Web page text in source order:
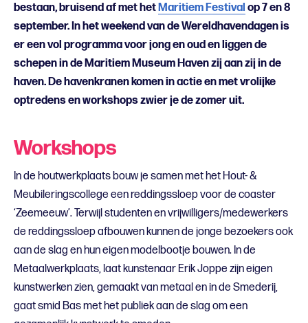
bestaan, bruisend af met hetMaritiem Festival op 7 en 8
september. In het weekend van de Wereldhavendagen is
er een vol programma voor jong en oud en liggen de
schepen in de Maritiem Museum Haven zij aan zij in de
haven. De havenkranen komen in actie en met vrolijke
optredens en workshops zwier je de zomer uit.
Workshops
In de houtwerkplaats bouw je samen met het Hout- &
Meubileringscollege een reddingssloep voor de coaster
‘Zeemeeuw’. Terwijl studenten en vrijwilligers/medewerkers
de reddingssloep afbouwen kunnen de jonge bezoekers ook
aan de slag en hun eigen modelbootje bouwen. In de
Metaalwerkplaats, laat kunstenaar Erik Joppe zijn eigen
kunstwerken zien, gemaakt van metaal en in de Smederij,
gaat smid Bas met het publiek aan de slag om een